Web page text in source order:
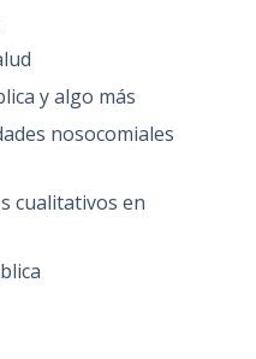
y algo más
nosocomiales
cualitativos en